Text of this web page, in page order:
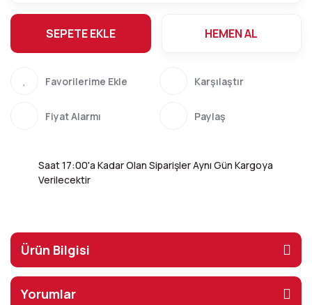
SEPETE EKLE HEMEN AL
Karşılaştır
Fiyat Alarmı Paylaş
Saat 17:00'a Kadar Olan Siparişler Aynı Gün Kargoya
Verilecektir
Ürün Bilgisi
Yorumlar